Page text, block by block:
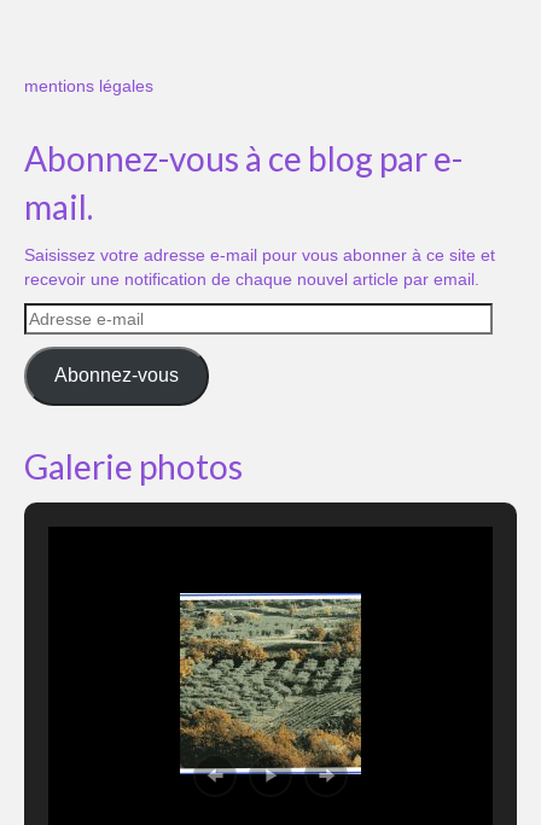
mentions légales
Abonnez-vous à ce blog par e-
mail.
Saisissez votre adresse e-mail pour vous abonner à ce site et
recevoir une notification de chaque nouvel article par email.
Adresse
e-
mail
Abonnez-vous
Galerie photos